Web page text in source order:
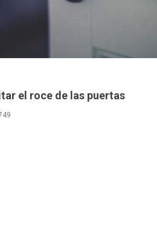
el roce de las puertas